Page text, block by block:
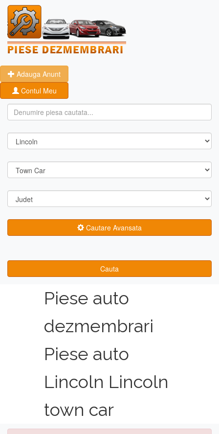
Adauga Anunt
Contul Meu
Cautare Avansata
Cauta
Piese auto
dezmembrari
Piese auto
Lincoln Lincoln
town car